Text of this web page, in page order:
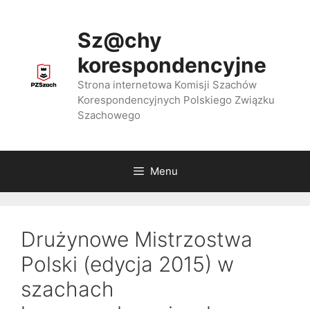
Sz@chy
korespondencyjne
Strona internetowa Komisji Szachów
Korespondencyjnych Polskiego Związku
Szachowego
Menu
Drużynowe Mistrzostwa
Polski (edycja 2015) w
szachach